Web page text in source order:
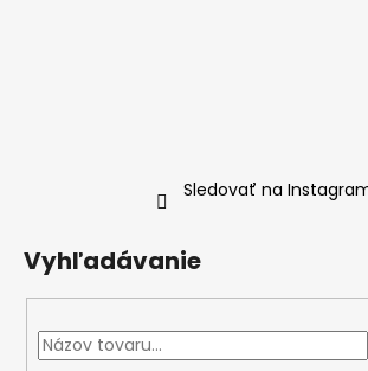
Sledovať na
Vyhľadávanie